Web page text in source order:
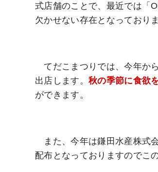
式店舗のことで、最近では「
欠かせない存在となっておりま
てだこまつりでは、今年か
出店します。 秋の季節に食欲
ができます。
また、今年は鎌田水産株式
配布となっておりますのでこ